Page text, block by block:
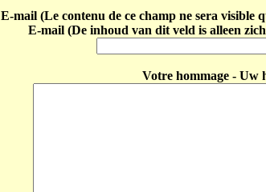
E-mail (Le contenu de ce champ ne sera visible
E-mail (De inhoud van dit veld is alleen
Votre hommage - Uw